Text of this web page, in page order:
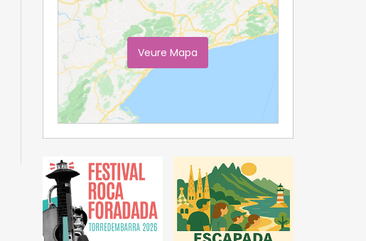
Veure Mapa